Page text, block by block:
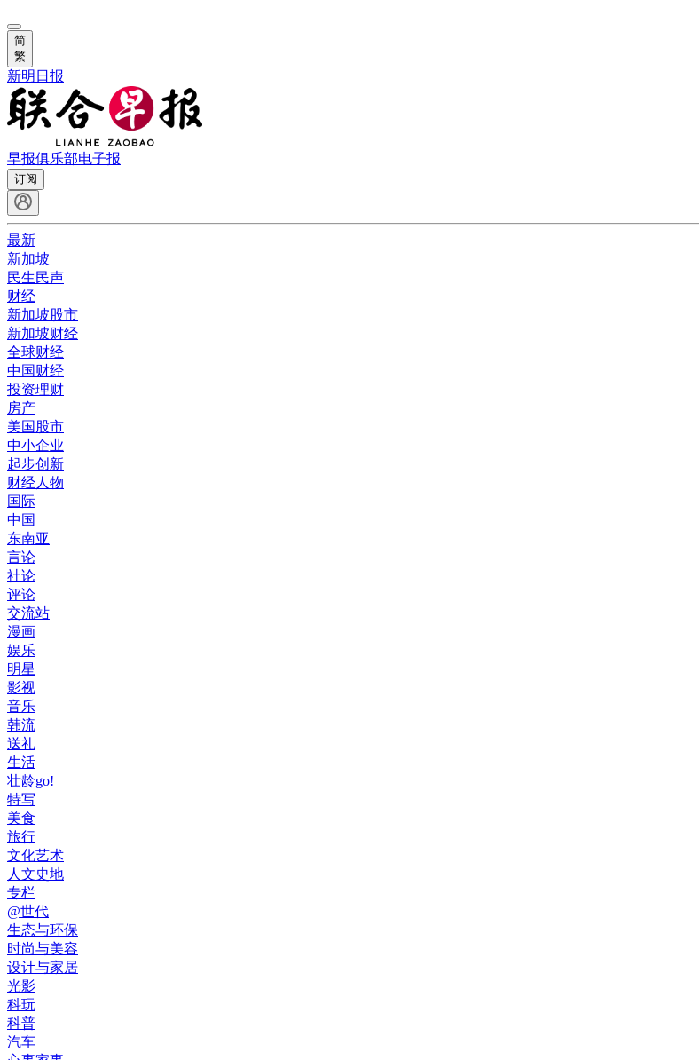
简
繁
新明日报
早报俱乐部电子报
订阅
最新
新加坡
民生民声
财经
新加坡股市
新加坡财经
全球财经
中国财经
投资理财
房产
美国股市
中小企业
起步创新
财经人物
国际
中国
东南亚
言论
社论
评论
交流站
漫画
娱乐
明星
影视
音乐
韩流
送礼
生活
壮龄go!
特写
美食
旅行
文化艺术
人文史地
专栏
@世代
生态与环保
时尚与美容
设计与家居
光影
科玩
科普
汽车